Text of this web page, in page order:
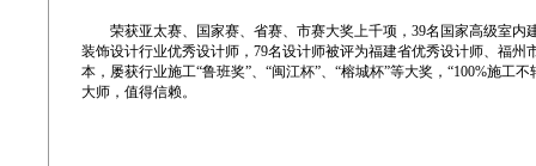
荣获亚太赛、国家赛、省赛、市赛大奖上千项，39名国家高级室内
装饰设计行业优秀设计师，79名设计师被评为福建省优秀设计师、福
本，屡获行业施工“鲁班奖”、“闽江杯”、“榕城杯”等大奖，“100%施
大师，值得信赖。